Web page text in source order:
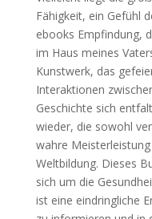
Fähigkeit, ein Gefühl
ebooks Empfindung,
im Haus meines
Kunstwerk, das
Interaktionen
Geschichte sich
wieder, die sowohl
wahre
Weltbildung. Dieses
sich um die
ist eine eindringliche